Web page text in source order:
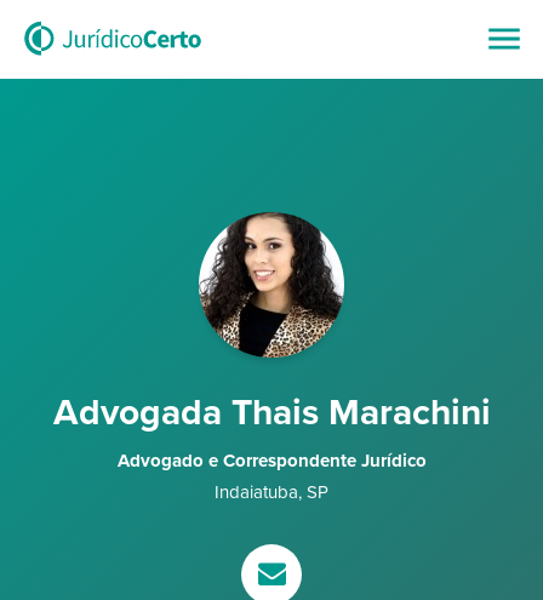
Advogada Thais Marachini
Advogado e Correspondente Jurídico
Indaiatuba, SP